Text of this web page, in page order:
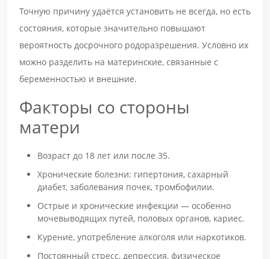
Точную причину удаётся установить не всегда, но есть
состояния, которые значительно повышают
вероятность досрочного родоразрешения. Условно их
можно разделить на материнские, связанные с
беременностью и внешние.
Факторы со стороны
матери
Возраст до 18 лет или после 35.
Хронические болезни: гипертония, сахарный
диабет, заболевания почек, тромбофилии.
Острые и хронические инфекции — особенно
мочевыводящих путей, половых органов, кариес.
Курение, употребление алкоголя или наркотиков.
Постоянный стресс, депрессия, физическое